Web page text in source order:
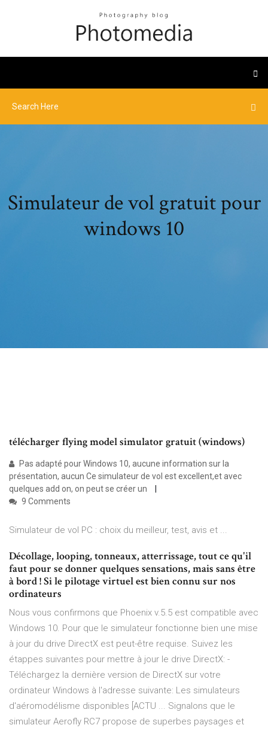
Simulateur de vol gratuit pour
windows 10
télécharger flying model simulator gratuit (windows)
Pas adapté pour Windows 10, aucune information sur la
présentation, aucun Ce simulateur de vol est excellent,et avec
quelques add on, on peut se créer un
9 Comments
Simulateur de vol PC : choix du meilleur, test, avis et ...
Décollage, looping, tonneaux, atterrissage, tout ce qu'il
faut pour se donner quelques sensations, mais sans être
à bord ! Si le pilotage virtuel est bien connu sur nos
ordinateurs
Nous vous confirmons que Phoenix v.5.5 est compatible avec
Windows 10. Pour que le simulateur fonctionne bien une mise
à jour du drive DirectX est peut-être requise. Suivez les
étappes suivantes pour mettre à jour le drive DirectX: -
Téléchargez la dernière version de DirectX sur votre
ordinateur Windows à l'adresse suivante: Les simulateurs
d'aéromodélisme disponibles [ACTU ... Signalons que le
simulateur Aerofly RC7 propose de superbes paysages et